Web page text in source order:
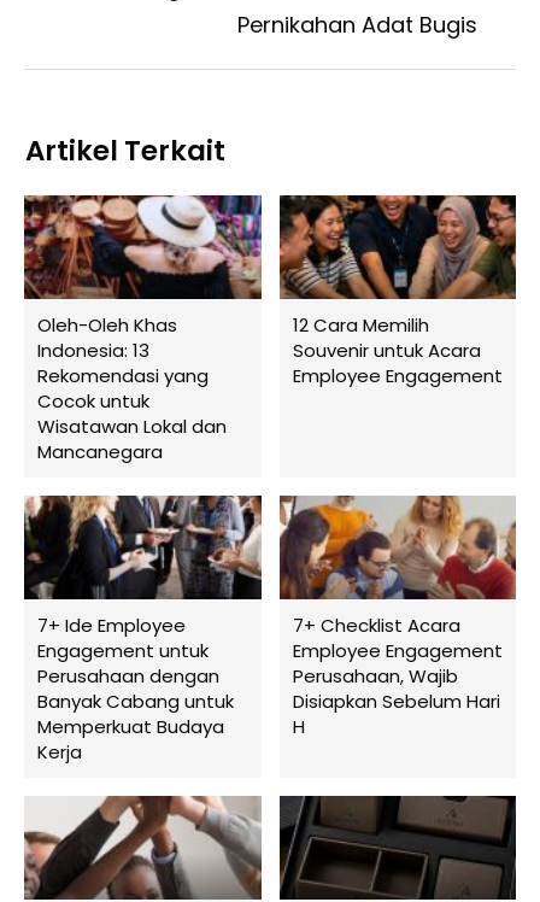
Pernikahan Adat Bugis
Artikel Terkait
Oleh-Oleh Khas
Indonesia: 13
Rekomendasi yang
Cocok untuk
Wisatawan Lokal dan
Mancanegara
12 Cara Memilih
Souvenir untuk Acara
Employee Engagement
7+ Ide Employee
Engagement untuk
Perusahaan dengan
Banyak Cabang untuk
Memperkuat Budaya
Kerja
7+ Checklist Acara
Employee Engagement
Perusahaan, Wajib
Disiapkan Sebelum Hari
H